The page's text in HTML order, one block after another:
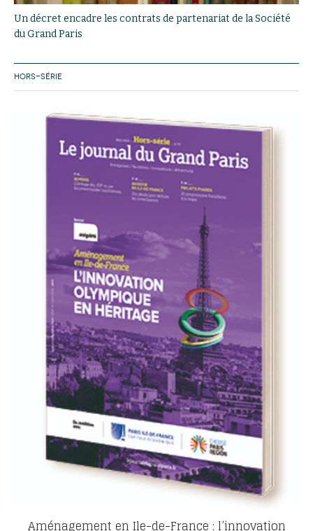
Un décret encadre les contrats de partenariat de la Société
du Grand Paris
HORS-SÉRIE
Aménagement en Ile-de-France : l’innovation